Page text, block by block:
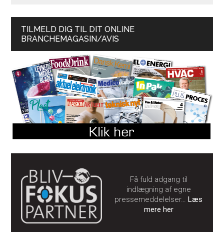
TILMELD DIG TIL DIT ONLINE
BRANCHEMAGASIN/AVIS
Få fuld adgang til
indlægning af egne
pressemeddelelser…Læs
mere her